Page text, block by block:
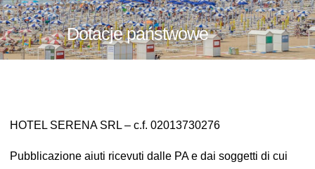
Dotacje państwowe
HOTEL SERENA SRL – c.f. 02013730276
Pubblicazione aiuti ricevuti dalle PA e dai soggetti di cui